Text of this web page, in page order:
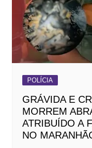
POLÍCIA
GRÁVIDA E
MORREM
ATRIBUÍDO A
NO